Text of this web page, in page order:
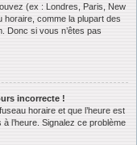
(ex : Londres, Paris, New
horaire, comme la plupart des
Donc si vous n’êtes pas
incorrecte !
horaire et que l’heure est
l’heure. Signalez ce problème